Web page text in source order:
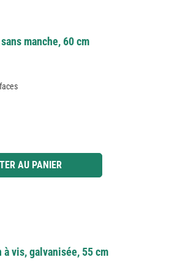
manche, 60 cm
les boutons pour augmenter ou diminuer la
AU PANIER
à vis, galvanisée, 55 cm